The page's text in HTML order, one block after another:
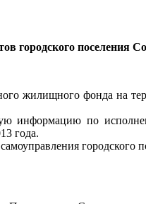
городского
жилищного фонда на
информацию по
года.
городского